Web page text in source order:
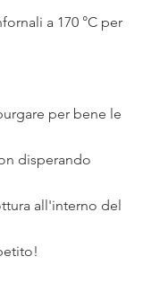
a 170 °C per
per bene le
disperando
all'interno del